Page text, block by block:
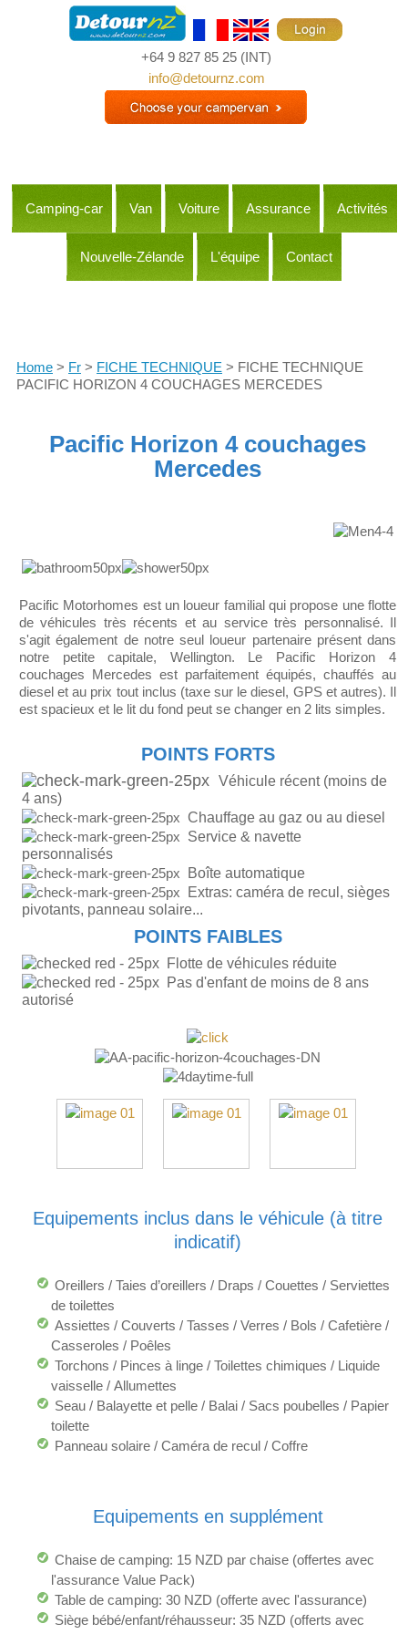
+64 9 827 85 25 (INT)
info@detournz.com
Camping-car Van Voiture Assurance Activités
Nouvelle-Zélande L'équipe Contact
Home > Fr > FICHE TECHNIQUE > FICHE TECHNIQUE
PACIFIC HORIZON 4 COUCHAGES MERCEDES
Pacific Horizon 4 couchages
Mercedes
Pacific Motorhomes est un loueur familial qui propose une flotte
de véhicules très récents et au service très personnalisé. Il
s'agit également de notre seul loueur partenaire présent dans
notre petite capitale, Wellington. Le Pacific Horizon 4
couchages Mercedes est parfaitement équipés, chauffés au
diesel et au prix tout inclus (taxe sur le diesel, GPS et autres). Il
est spacieux et le lit du fond peut se changer en 2 lits simples.
POINTS FORTS
Véhicule récent (moins de
4 ans)
Chauffage au gaz ou au diesel
Service & navette
personnalisés
Boîte automatique
Extras: caméra de recul, sièges
pivotants, panneau solaire...
POINTS FAIBLES
Flotte de véhicules réduite
Pas d'enfant de moins de 8 ans
autorisé
Equipements inclus dans le véhicule (à titre
indicatif)
Oreillers / Taies d’oreillers / Draps / Couettes / Serviettes
de toilettes
Assiettes / Couverts / Tasses / Verres / Bols / Cafetière /
Casseroles / Poêles
Torchons / Pinces à linge / Toilettes chimiques / Liquide
vaisselle / Allumettes
Seau / Balayette et pelle / Balai / Sacs poubelles / Papier
toilette
Panneau solaire / Caméra de recul / Coffre
Equipements en supplément
Chaise de camping: 15 NZD par chaise (offertes avec
l'assurance Value Pack)
Table de camping: 30 NZD (offerte avec l'assurance)
Siège bébé/enfant/réhausseur: 35 NZD (offerts avec